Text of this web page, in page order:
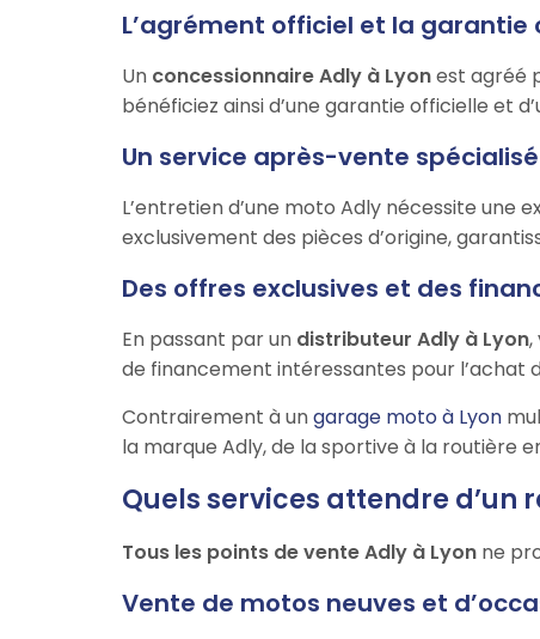
L’agrément officiel et la
Un concessionnaire Adly à Lyonest agréé
bénéficiez ainsi d’une garantie officielle et
Un service après-vente
L’entretien d’une moto Adly nécessite une
exclusivement des pièces d’origine,
Des offres exclusives et des
En passant par un distributeur Adly à Lyon,
de financement intéressantes pour l’achat
Contrairement à ungarage moto à Lyon
la marque Adly, de la sportive à la routière
Quels services attendre d’un
Tous les points de vente Adly à Lyon ne
Vente de motos neuves et